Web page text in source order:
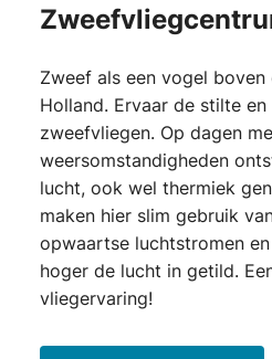
Zweef als een vogel
Holland. Ervaar de stilte
zweefvliegen. Op dagen
weersomstandigheden
lucht, ook wel thermiek
maken hier slim gebruik
opwaartse luchtstromen
hoger de lucht in getild.
vliegervaring!